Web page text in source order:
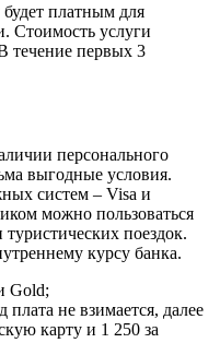
платным для
Стоимость услуги
течение первых 3
персонального
выгодные условия.
систем ‒ Visa и
можно пользоваться
поездок.
курсу банка.
Gold;
не взимается, далее
карту и 1 250 за